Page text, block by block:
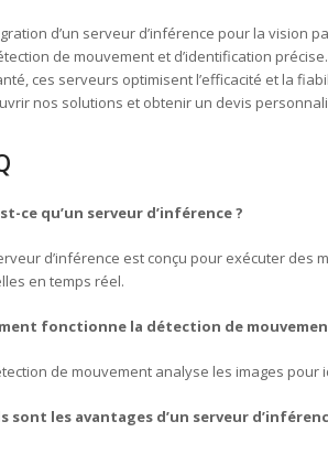
d’un serveur d’inférence pour la
de mouvement et d’identification
ces serveurs optimisent l’efficacité et la
nos solutions et obtenir un devis
ce qu’un serveur d’inférence ?
d’inférence est conçu pour exécuter
en temps réel.
fonctionne la détection de
de mouvement analyse les images
sont les avantages d’un serveur